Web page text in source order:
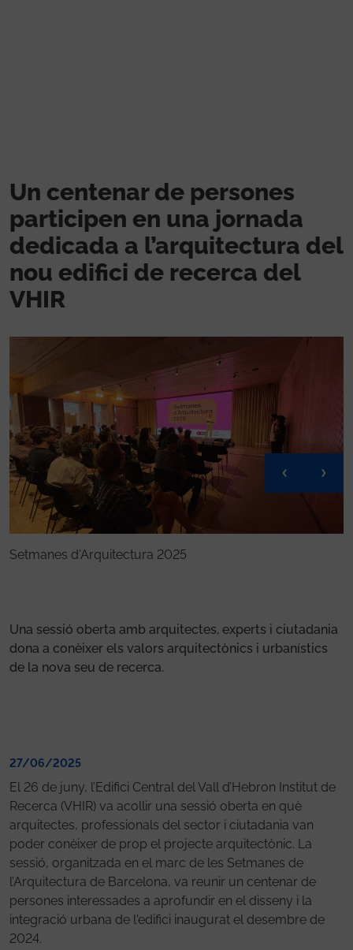
Un centenar de persones
participen en una jornada
dedicada a l’arquitectura del
nou edifici de recerca del
VHIR
Setmanes d'Arquitectura 2025
Una sessió oberta amb arquitectes, experts i ciutadania
dona a conèixer els valors arquitectònics i urbanístics
de la nova seu de recerca.
27/06/2025
El 26 de juny, l’Edifici Central del Vall d’Hebron Institut de
Recerca (VHIR) va acollir una sessió oberta en què
arquitectes, professionals del sector i ciutadania van
poder conèixer de prop el projecte arquitectònic. La
sessió, organitzada en el marc de les Setmanes de
l’Arquitectura de Barcelona, va reunir un centenar de
persones interessades a aprofundir en el disseny i la
integració urbana de l'edifici inaugurat el desembre de
2024.